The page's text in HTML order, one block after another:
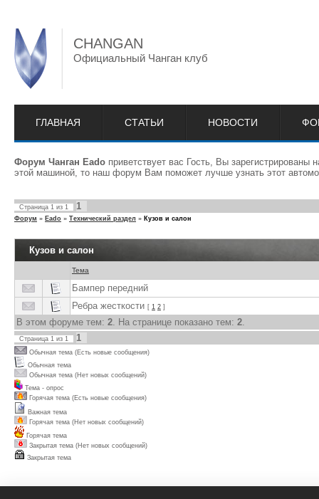
CHANGAN
Официальный Чанган клуб
ГЛАВНАЯ СТАТЬИ НОВОСТИ
Форум Чанган Eado приветствует вас Гость, Вы
этой машиной, то наш форум Вам поможет лучше узнать этот
Страница 1 из 1 1
Форум » Eado » Технический раздел » Кузов и салон
Кузов и салон
Тема
Бампер передний
Ребра жесткости [ 1 2 ]
В этом форуме тем: 2. На странице показано тем: 2.
Страница 1 из 1 1
Обычная тема (Есть новые сообщения)
Обычная тема
Обычная тема (Нет новых сообщений)
Тема - опрос
Горячая тема (Есть новые сообщения)
Важная тема
Горячая тема (Нет новых сообщений)
Горячая тема
Закрытая тема (Нет новых сообщений)
Закрытая тема